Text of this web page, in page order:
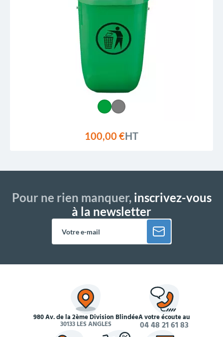
100,00 €HT
Pour ne rien manquer,inscrivez-vous
à la newsletter
980 Av. de la 2ème Division Blindée
30133 LES ANGLES
À votre écoute au
04 48 21 61 83